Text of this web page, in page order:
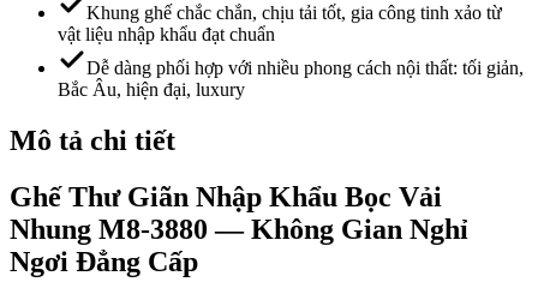
Khung ghế chắc chắn, chịu tải tốt, gia công tinh xảo từ
vật liệu nhập khẩu đạt chuẩn
Dễ dàng phối hợp với nhiều phong cách nội thất: tối giản,
Bắc Âu, hiện đại, luxury
Mô tả chi tiết
Ghế Thư Giãn Nhập Khẩu Bọc Vải
Nhung M8-3880 — Không Gian Nghỉ
Ngơi Đẳng Cấp